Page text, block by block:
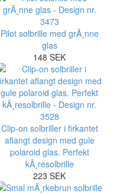
Pilot solbrille med grÃ¸nne
glas
148 SEK
Clip-on solbriller i firkantet
aflangt design med gule
polaroid glas. Perfekt
kÃ¸resolbrille
223 SEK